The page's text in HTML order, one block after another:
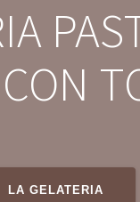
CON
LA GELATERIA